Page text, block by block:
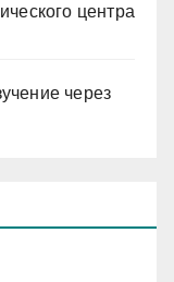
центра
через